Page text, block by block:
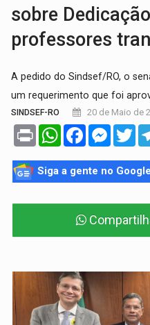
sobre
professores
A pedido do Sindsef/RO, o
um requerimento que foi
SINDSEF-RO 20 de Maio de
Print WhatsAppFacebook
Siga a gente no